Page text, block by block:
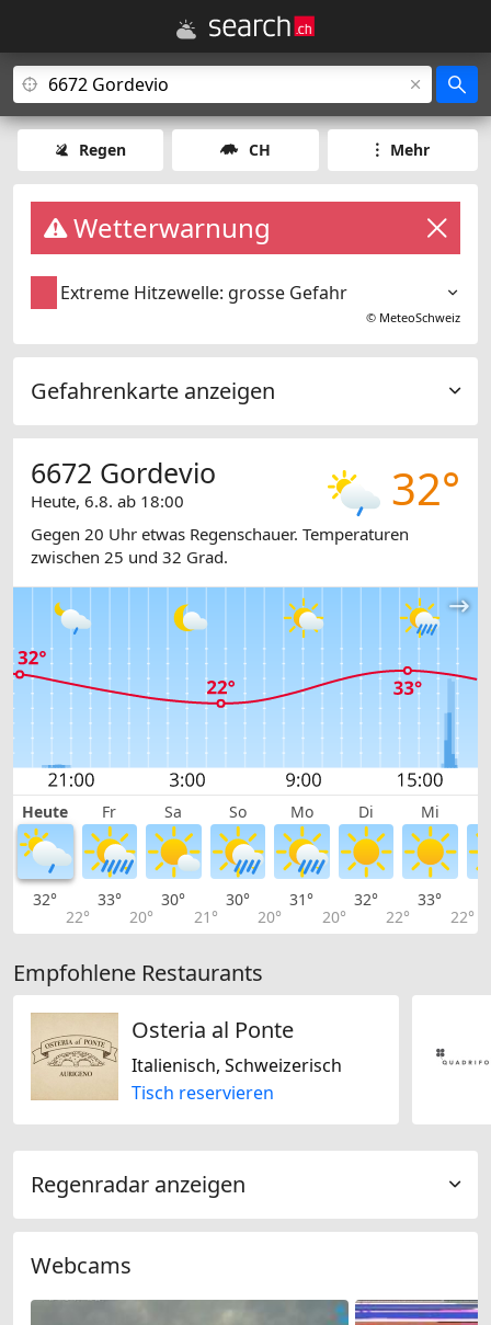
Regen CH Mehr
Wetterwarnung
Extreme Hitzewelle: grosse Gefahr
© MeteoSchweiz
Gefahrenkarte anzeigen
32°
6672 Gordevio
Heute, 6.8. ab 18:00
Gegen 20 Uhr etwas Regenschauer. Temperaturen
zwischen 25 und 32 Grad.
Heute Fr Sa So Mo Di Mi
32°
22°
33°
20°
30°
21°
30°
20°
31°
20°
32°
22°
33°
22°
Empfohlene Restaurants
Osteria al Ponte
Italienisch, Schweizerisch
Tisch reservieren
Regenradar anzeigen
Webcams